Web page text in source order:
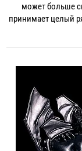
может больше
принимает целый